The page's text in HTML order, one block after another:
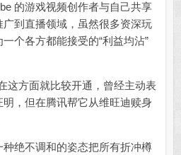
的游戏视频创作者与自己共享
到直播领域，虽然很多资深玩
个各方都能接受的“利益均沾”
方面就比较开通，曾经主动表
，但在腾讯帮它从维旺迪赎身
绝不调和的姿态把所有折冲樽